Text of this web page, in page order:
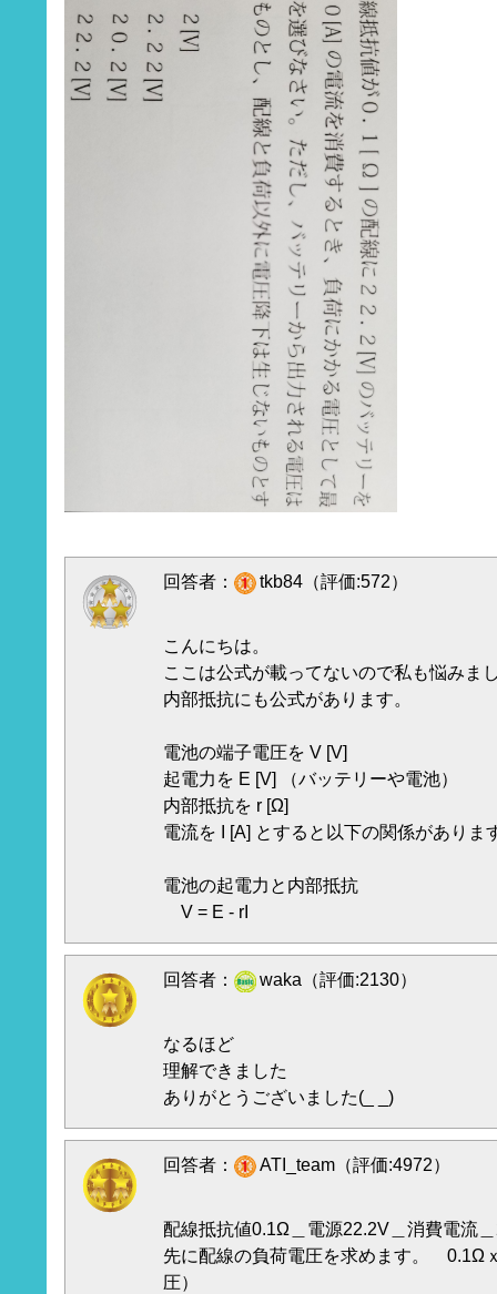
回答者： tkb84（評価:572）
こんにちは。
ここは公式が載ってないので私も悩みま
内部抵抗にも公式があります。
電池の端子電圧を V [V]
起電力を E [V] （バッテリーや電池）
内部抵抗を r [Ω]
電流を I [A] とすると以下の関係がありま
電池の起電力と内部抵抗
V = E - rI
回答者： waka（評価:2130）
なるほど
理解できました
ありがとうございました(_ _)
回答者： ATI_team（評価:4972）
配線抵抗値0.1Ω＿電源22.2V＿消費電流
先に配線の負荷電圧を求めます。 0.1Ω
圧）